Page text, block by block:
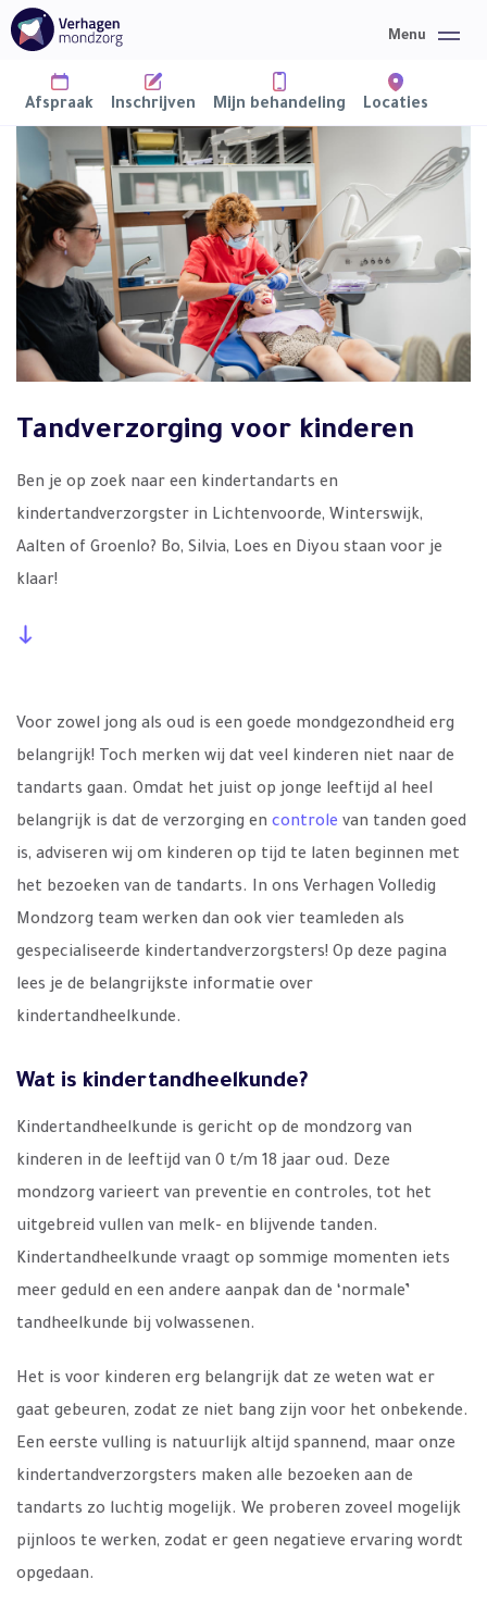
Afspraak Inschrijven Mijn behandeling Locaties
Home
Mondzorg
Over ons
Informatie
Nieuws
Contact
Tandverzorging voor kinderen
Ben je op zoek naar een kindertandarts en
kindertandverzorgster in Lichtenvoorde, Winterswijk,
Aalten of Groenlo? Bo, Silvia, Loes en Diyou staan voor je
klaar!
Voor zowel jong als oud is een goede mondgezondheid erg
belangrijk! Toch merken wij dat veel kinderen niet naar de
tandarts gaan. Omdat het juist op jonge leeftijd al heel
belangrijk is dat de verzorging en controle van tanden goed
is, adviseren wij om kinderen op tijd te laten beginnen met
het bezoeken van de tandarts. In ons Verhagen Volledig
Mondzorg team werken dan ook vier teamleden als
gespecialiseerde kindertandverzorgsters! Op deze pagina
lees je de belangrijkste informatie over
kindertandheelkunde.
Wat is kindertandheelkunde?
Kindertandheelkunde is gericht op de mondzorg van
kinderen in de leeftijd van 0 t/m 18 jaar oud. Deze
mondzorg varieert van preventie en controles, tot het
uitgebreid vullen van melk- en blijvende tanden.
Kindertandheelkunde vraagt op sommige momenten iets
meer geduld en een andere aanpak dan de ‘normale’
tandheelkunde bij volwassenen.
Het is voor kinderen erg belangrijk dat ze weten wat er
gaat gebeuren, zodat ze niet bang zijn voor het onbekende.
Een eerste vulling is natuurlijk altijd spannend, maar onze
kindertandverzorgsters maken alle bezoeken aan de
tandarts zo luchtig mogelijk. We proberen zoveel mogelijk
pijnloos te werken, zodat er geen negatieve ervaring wordt
opgedaan.